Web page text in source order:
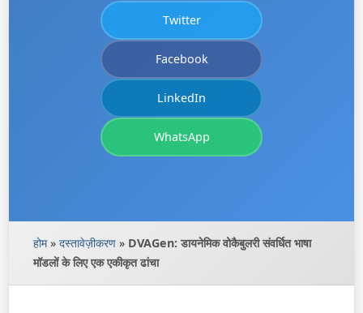
Twitter
Facebook
LinkedIn
WhatsApp
होम» दस्तावेज़ीकरण » DVAGen: डायनेमिक वोकैबुलरी संवर्धित भाषा
मॉडलों के लिए एक एकीकृत ढांचा